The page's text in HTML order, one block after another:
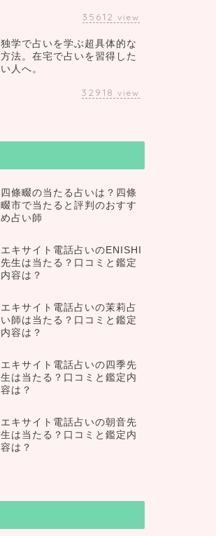
35612 view
独学で占いを学ぶ超具体的な
方法。在宅で占いを習得した
い人へ。
32918 view
四條畷の当たる占いは？四條
畷市で当たると評判のおすす
め占い師
エキサイト電話占いのENISHI
先生は当たる？口コミと鑑定
内容は？
エキサイト電話占いの茉莉占
い師は当たる？口コミと鑑定
内容は？
エキサイト電話占いの四季先
生は当たる？口コミと鑑定内
容は？
エキサイト電話占いの朝音先
生は当たる？口コミと鑑定内
容は？